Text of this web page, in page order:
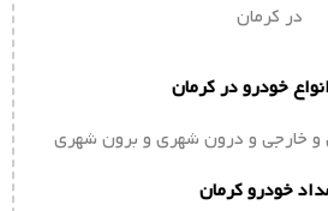
در کرمان
خودرو در کرمان
و خارجی و درون شهری و برون شهری
خودرو کرمان